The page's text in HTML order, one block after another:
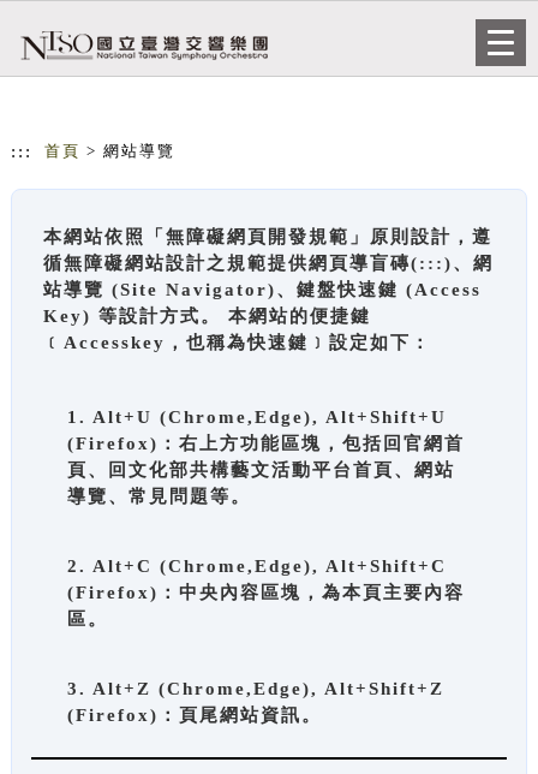
::: 首頁 > 網站導覽
本網站依照「無障礙網頁開發規範」原則設計，遵
循無障礙網站設計之規範提供網頁導盲磚(:::)、網
站導覽 (Site Navigator)、鍵盤快速鍵 (Access
Key) 等設計方式。 本網站的便捷鍵
﹝Accesskey，也稱為快速鍵﹞設定如下：
1. Alt+U (Chrome,Edge), Alt+Shift+U
(Firefox)：右上方功能區塊，包括回官網首
頁、回文化部共構藝文活動平台首頁、網站
導覽、常見問題等。
2. Alt+C (Chrome,Edge), Alt+Shift+C
(Firefox)：中央內容區塊，為本頁主要內容
區。
3. Alt+Z (Chrome,Edge), Alt+Shift+Z
(Firefox)：頁尾網站資訊。